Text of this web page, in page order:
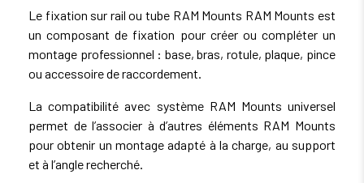
Le fixation sur rail ou tube RAM Mounts RAM Mounts est
un composant de fixation pour créer ou compléter un
montage professionnel : base, bras, rotule, plaque, pince
ou accessoire de raccordement.
La compatibilité avec système RAM Mounts universel
permet de l’associer à d’autres éléments RAM Mounts
pour obtenir un montage adapté à la charge, au support
et à l’angle recherché.